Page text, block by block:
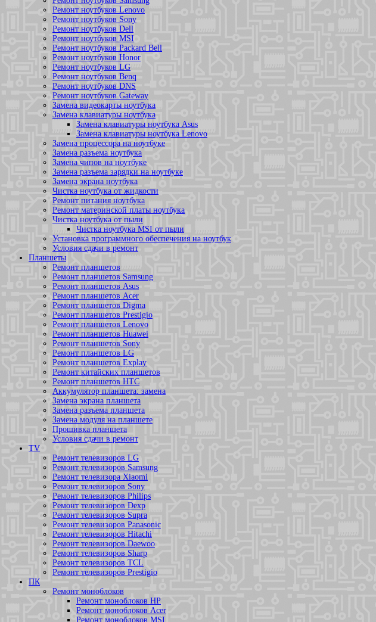
Ремонт ноутбуков Lenovo
Ремонт ноутбуков Sony
Ремонт ноутбуков Dell
Ремонт ноутбуков MSI
Ремонт ноутбуков Packard Bell
Ремонт ноутбуков Honor
Ремонт ноутбуков LG
Ремонт ноутбуков Benq
Ремонт ноутбуков DNS
Ремонт ноутбуков Gateway
Замена видеокарты ноутбука
Замена клавиатуры ноутбука
Замена клавиатуры ноутбука Asus
Замена клавиатуры ноутбука Lenovo
Замена процессора на ноутбуке
Замена разъема ноутбука
Замена чипов на ноутбуке
Замена разъема зарядки на ноутбуке
Замена экрана ноутбука
Чистка ноутбука от жидкости
Ремонт питания ноутбука
Ремонт материнской платы ноутбука
Чистка ноутбука от пыли
Чистка ноутбука MSI от пыли
Установка программного обеспечения на ноутбук
Условия сдачи в ремонт
Планшеты
Ремонт планшетов
Ремонт планшетов Samsung
Ремонт планшетов Asus
Ремонт планшетов Acer
Ремонт планшетов Digma
Ремонт планшетов Prestigio
Ремонт планшетов Lenovo
Ремонт планшетов Huawei
Ремонт планшетов Sony
Ремонт планшетов LG
Ремонт планшетов Explay
Ремонт китайских планшетов
Ремонт планшетов HTC
Аккумулятор планшета: замена
Замена экрана планшета
Замена разъема планшета
Замена модуля на планшете
Прошивка планшета
Условия сдачи в ремонт
TV
Ремонт телевизоров LG
Ремонт телевизоров Samsung
Ремонт телевизора Xiaomi
Ремонт телевизоров Sony
Ремонт телевизоров Philips
Ремонт телевизоров Dexp
Ремонт телевизоров Supra
Ремонт телевизоров Panasonic
Ремонт телевизоров Hitachi
Ремонт телевизоров Daewoo
Ремонт телевизоров Sharp
Ремонт телевизоров TCL
Ремонт телевизоров Prestigio
ПК
Ремонт моноблоков
Ремонт моноблоков HP
Ремонт моноблоков Acer
Ремонт моноблоков MSI